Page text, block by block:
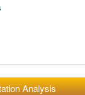
Analysis